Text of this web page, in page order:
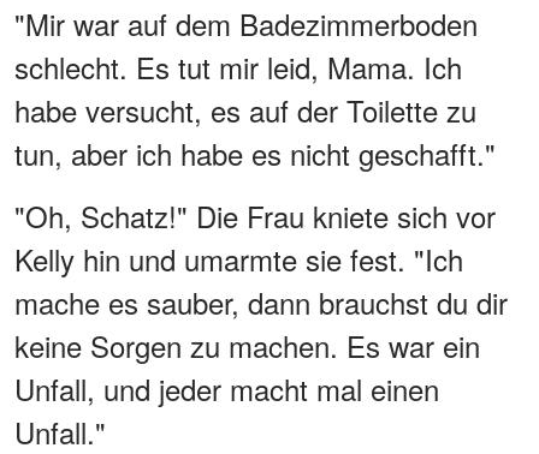
"Mir war auf dem Badezimmerboden
schlecht. Es tut mir leid, Mama. Ich
habe versucht, es auf der Toilette zu
tun, aber ich habe es nicht geschafft."
"Oh, Schatz!" Die Frau kniete sich vor
Kelly hin und umarmte sie fest. "Ich
mache es sauber, dann brauchst du dir
keine Sorgen zu machen. Es war ein
Unfall, und jeder macht mal einen
Unfall."